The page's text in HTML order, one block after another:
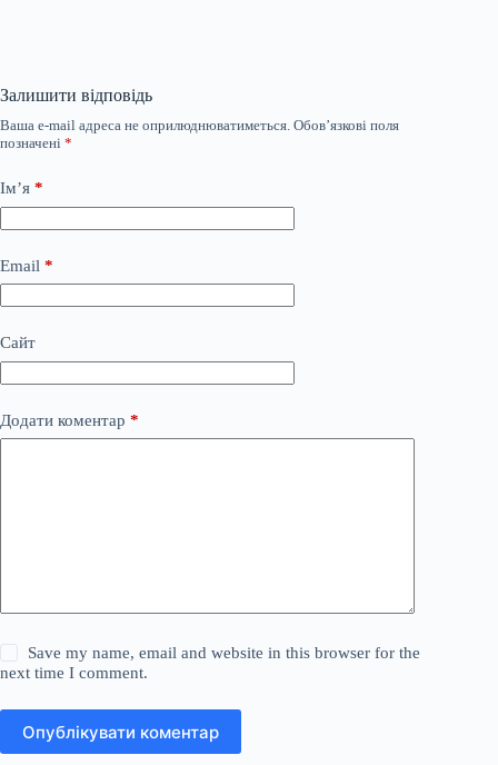
Залишити відповідь
Ваша e-mail адреса не оприлюднюватиметься. Обов’язкові поля
позначені *
Ім’я *
Email *
Сайт
Додати коментар *
Save my name, email and website in this browser for the
next time I comment.
Опублікувати коментар